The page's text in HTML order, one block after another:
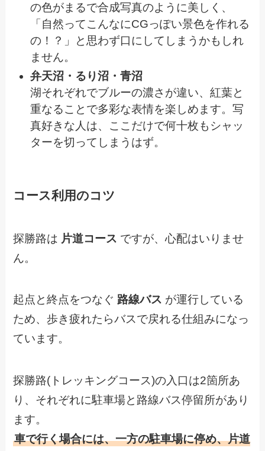
の色がまるで合成写真のように美しく、
「自然ってこんなにCGっぽい景色を作れる
の！？」と思わず口にしてしまうかもしれ
ません。
弁天沼・るり沼・青沼
湖それぞれでブルーの濃さが違い、紅葉と
重なることで多彩な表情を楽しめます。写
真好きな人は、ここだけで何十枚もシャッ
ターを切ってしまうはず。
コース利用のコツ
探勝路は 片道コース ですが、心配はいりませ
ん。
起点と終点をつなぐ 路線バス が運行している
ため、歩き疲れたらバスで戻れる仕組みになっ
ています。
探勝路(トレッキングコース)の入口は2箇所あ
り、それぞれに駐車場と路線バス停留所があり
ます。
車で行く場合には、一方の駐車場に停め、片道